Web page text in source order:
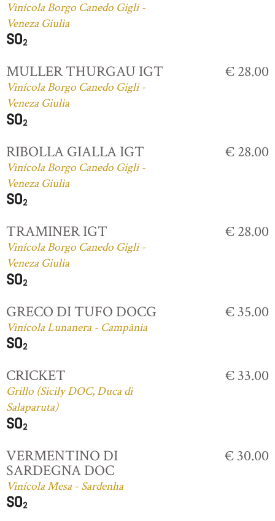
Vinícola Borgo Canedo Gigli -
Veneza Giulia
MULLER THURGAU IGT
Vinícola Borgo Canedo Gigli -
Veneza Giulia
€ 28.00
RIBOLLA GIALLA IGT
Vinícola Borgo Canedo Gigli -
Veneza Giulia
€ 28.00
TRAMINER IGT
Vinícola Borgo Canedo Gigli -
Veneza Giulia
€ 28.00
GRECO DI TUFO DOCG
Vinícola Lunanera - Campânia
€ 35.00
CRICKET
Grillo (Sicily DOC, Duca di
Salaparuta)
€ 33.00
VERMENTINO DI
SARDEGNA DOC
Vinícola Mesa - Sardenha
€ 30.00